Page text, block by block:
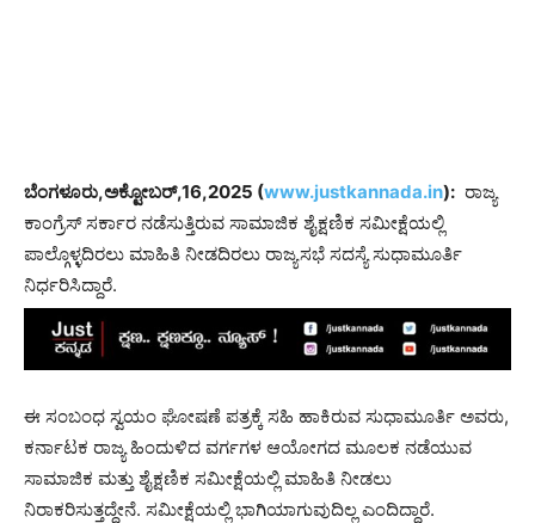
ಬೆಂಗಳೂರು,ಅಕ್ಟೋಬರ್,16,2025 (www.justkannada.in): ರಾಜ್ಯ
ಕಾಂಗ್ರೆಸ್ ಸರ್ಕಾರ ನಡೆಸುತ್ತಿರುವ ಸಾಮಾಜಿಕ ಶೈಕ್ಷಣಿಕ ಸಮೀಕ್ಷೆಯಲ್ಲಿ
ಪಾಲ್ಗೊಳ್ಳದಿರಲು ಮಾಹಿತಿ ನೀಡದಿರಲು ರಾಜ್ಯಸಭೆ ಸದಸ್ಯೆ ಸುಧಾಮೂರ್ತಿ
ನಿರ್ಧರಿಸಿದ್ದಾರೆ.
ಈ ಸಂಬಂಧ ಸ್ವಯಂ ಘೋಷಣೆ ಪತ್ರಕ್ಕೆ ಸಹಿ ಹಾಕಿರುವ ಸುಧಾಮೂರ್ತಿ ಅವರು,
ಕರ್ನಾಟಕ ರಾಜ್ಯ ಹಿಂದುಳಿದ ವರ್ಗಗಳ ಆಯೋಗದ ಮೂಲಕ ನಡೆಯುವ
ಸಾಮಾಜಿಕ ಮತ್ತು ಶೈಕ್ಷಣಿಕ ಸಮೀಕ್ಷೆಯಲ್ಲಿ ಮಾಹಿತಿ ನೀಡಲು
ನಿರಾಕರಿಸುತ್ತದ್ದೇನೆ. ಸಮೀಕ್ಷೆಯಲ್ಲಿ ಭಾಗಿಯಾಗುವುದಿಲ್ಲ ಎಂದಿದ್ದಾರೆ.